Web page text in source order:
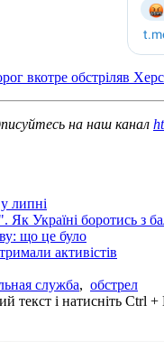
вкотре обстріляв
на наш канал
липні
Україні боротись з
що це було
активістів
служба, обстрел
текст і натисніть Ctrl